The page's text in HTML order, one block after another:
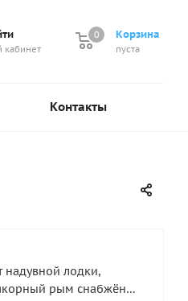
Корзина
0
пуста
0
кабинет
Контакты
надувной лодки,
рым снабжён